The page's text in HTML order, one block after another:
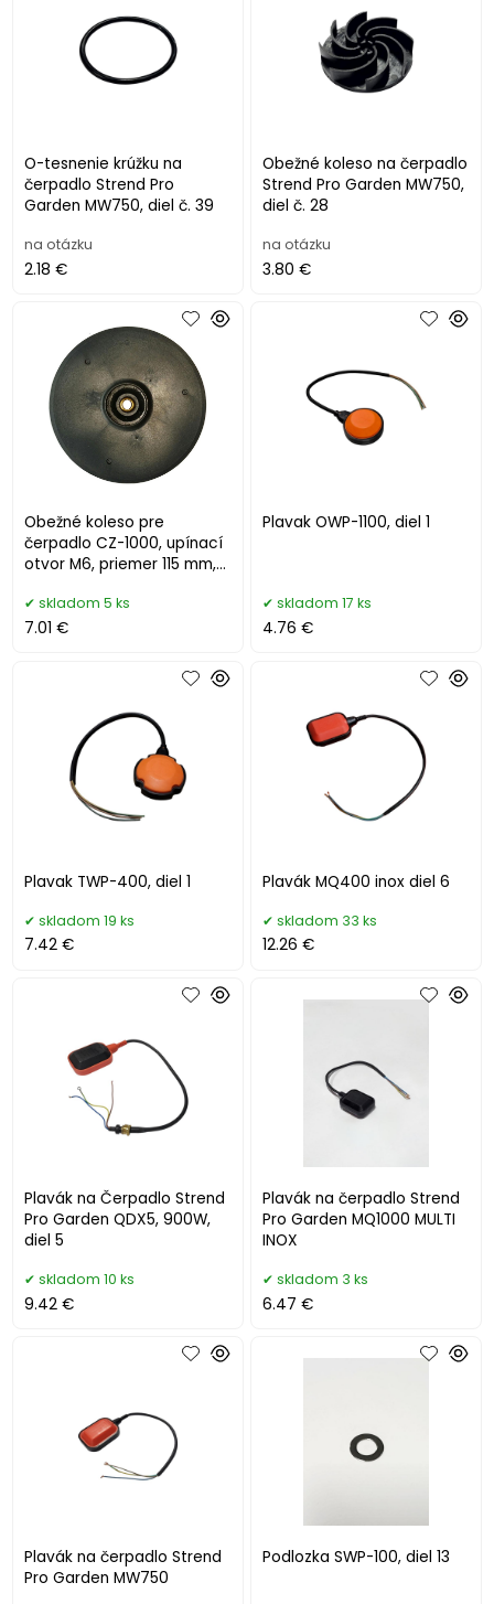
O-tesnenie krúžku na
čerpadlo Strend Pro
Garden MW750, diel č. 39
na otázku
2.18 €
Obežné koleso na čerpadlo
Strend Pro Garden MW750,
diel č. 28
na otázku
3.80 €
Obežné koleso pre
čerpadlo CZ-1000, upínací
otvor M6, priemer 115 mm,
skladom 5 ks
7.01 €
Plavak OWP-1100, diel 1
skladom 17 ks
4.76 €
Plavak TWP-400, diel 1
skladom 19 ks
7.42 €
Plavák MQ400 inox diel 6
skladom 33 ks
12.26 €
Plavák na Čerpadlo Strend
Pro Garden QDX5, 900W,
diel 5
skladom 10 ks
9.42 €
Plavák na čerpadlo Strend
Pro Garden MQ1000 MULTI
INOX
skladom 3 ks
6.47 €
Plavák na čerpadlo Strend
Pro Garden MW750
Podlozka SWP-100, diel 13